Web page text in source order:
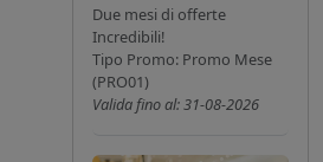
Due mesi di offerte
Incredibili!
Tipo Promo: Promo Mese
(PRO01)
Valida fino al: 31-08-2026